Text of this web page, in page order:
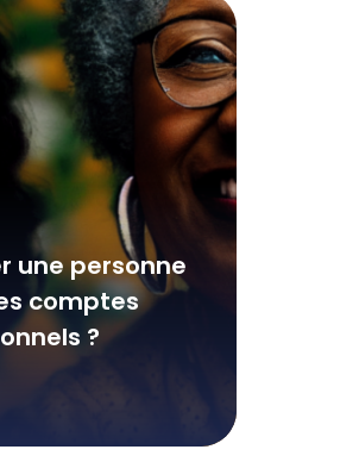
une personne
comptes
?